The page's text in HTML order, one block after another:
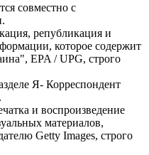
совместно с
републикация и
которое содержит
EPA / UPG, строго
Я- Корреспондент
и воспроизведение
материалов,
Getty Images, строго